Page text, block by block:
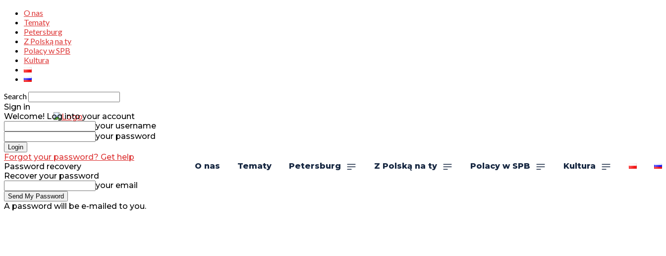
O nas
Tematy
Petersburg
Z Polską na ty
Polacy w SPB
Kultura
Search
O nas Tematy Petersburg Z Polską na ty Polacy w SPB Kultura
Sign in
Welcome! Log into your account
your username
your password
Forgot your password? Get help
Password recovery
Recover your password
your email
A password will be e-mailed to you.